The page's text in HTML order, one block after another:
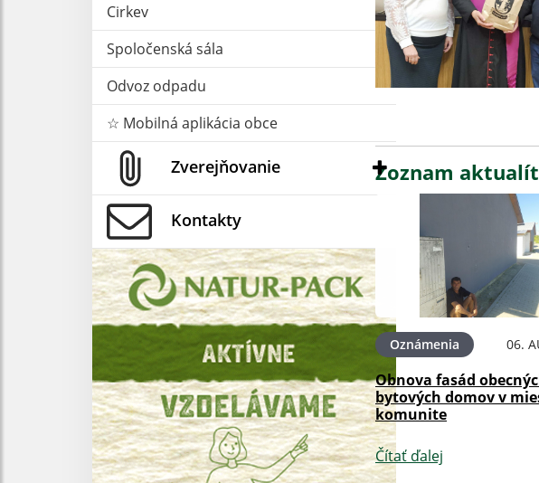
Cirkev
Spoločenská sála
Odvoz odpadu
☆ Mobilná aplikácia obce
Zverejňovanie
Kontakty
Zoznam
Oznámenia 06.
Obnova fasád
bytových domov v
komunite
Čítať ďalej